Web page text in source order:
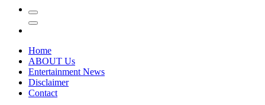
Home
ABOUT Us
Entertainment News
Disclaimer
Contact